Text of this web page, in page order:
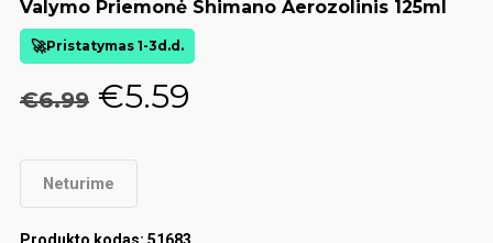
Valymo Priemonė Shimano Aerozolinis 125ml
Pristatymas 1-3d.d.
€6.99 Original
was:
€6.99.
€5.59
Neturime